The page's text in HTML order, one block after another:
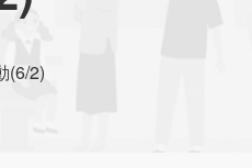
(6/2)